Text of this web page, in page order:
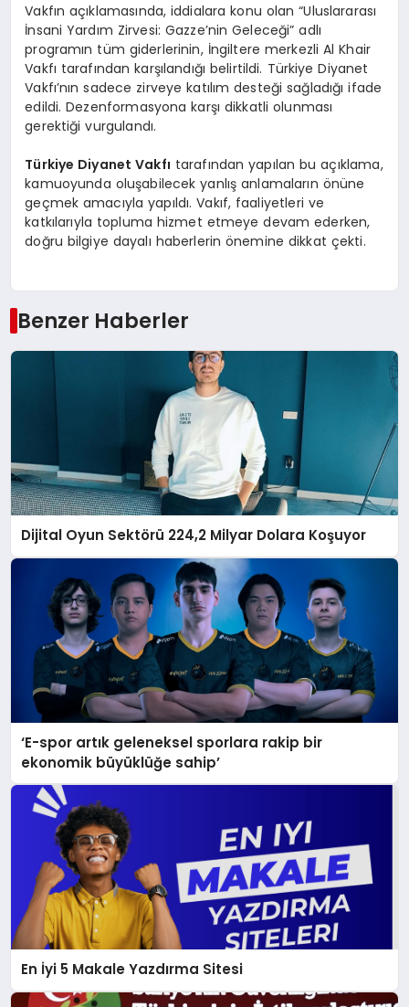
Vakfın açıklamasında, iddialara konu olan “Uluslararası
İnsani Yardım Zirvesi: Gazze’nin Geleceği” adlı
programın tüm giderlerinin, İngiltere merkezli Al Khair
Vakfı tarafından karşılandığı belirtildi. Türkiye Diyanet
Vakfı’nın sadece zirveye katılım desteği sağladığı ifade
edildi. Dezenformasyona karşı dikkatli olunması
gerektiği vurgulandı.
Türkiye Diyanet Vakfı tarafından yapılan bu açıklama,
kamuoyunda oluşabilecek yanlış anlamaların önüne
geçmek amacıyla yapıldı. Vakıf, faaliyetleri ve
katkılarıyla topluma hizmet etmeye devam ederken,
doğru bilgiye dayalı haberlerin önemine dikkat çekti.
Benzer Haberler
Dijital Oyun Sektörü 224,2 Milyar Dolara Koşuyor
‘E-spor artık geleneksel sporlara rakip bir
ekonomik büyüklüğe sahip’
En İyi 5 Makale Yazdırma Sitesi